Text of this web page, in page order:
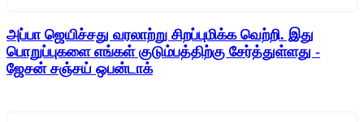
அப்பா ஜெயிச்சது வரலாற்று சிறப்புமிக்க வெற்றி. இது
பொறுப்புகளை எங்கள் குடும்பத்திற்கு சேர்த்துள்ளது -
ஜேசன் சஞ்சய் ஒபன்டாக்